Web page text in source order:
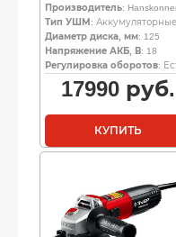
Производитель:
Тип УШМ : Аккумуляторные
Диаметр диска, мм: 125
Напряжение АКБ, В: 18
Регулировка оборотов:
17990 руб.
КУПИТЬ